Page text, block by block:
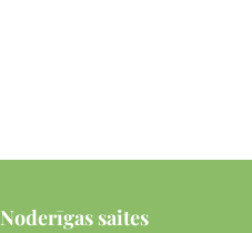
Noderīgas saites